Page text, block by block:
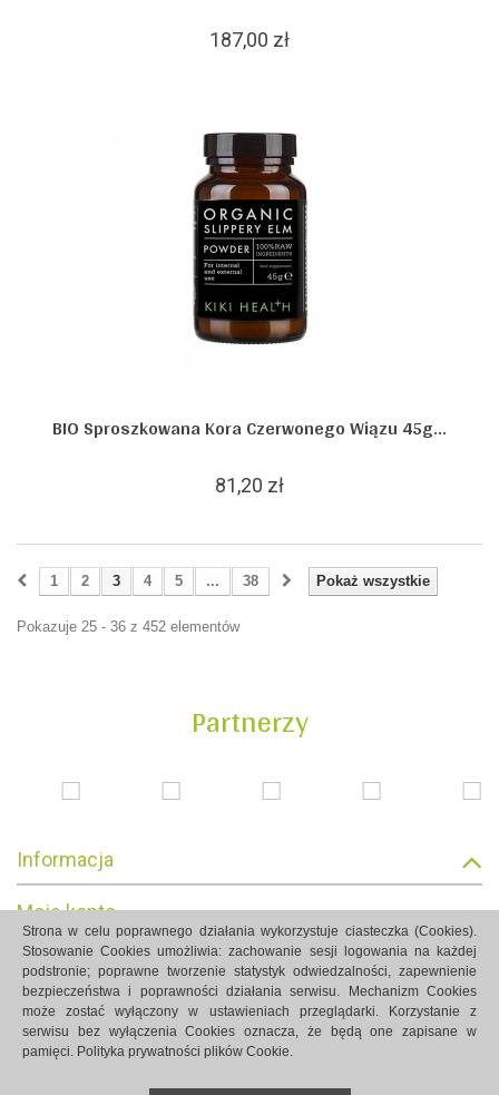
Strona w celu poprawnego działania wykorzystuje ciasteczka (Cookies).
Stosowanie Cookies umożliwia: zachowanie sesji logowania na każdej
podstronie; poprawne tworzenie statystyk odwiedzalności, zapewnienie
bezpieczeństwa i poprawności działania serwisu. Mechanizm Cookies
może zostać wyłączony w ustawieniach przeglądarki. Korzystanie z
serwisu bez wyłączenia Cookies oznacza, że będą one zapisane w
pamięci. Polityka prywatności plików Cookie.
187,00 zł
BIO Sproszkowana Kora Czerwonego Wiązu 45g...
81,20 zł
Pokaż wszystkie
1 2 3 4 5 ... 38
Pokazuje 25 - 36 z 452 elementów
Partnerzy
Informacja
Strony internetowe Białystok created by Rutcom
Moje konto
Informacja o sklepie